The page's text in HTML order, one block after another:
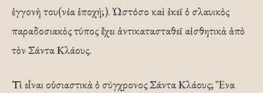
ἐγγονὴ του(νέα ἐποχή;). Ὡστόσο καὶ ἐκεῖ ὁ σλαυικὸς
παραδοσιακὸς τύπος ἔχει ἀντικατασταθεῖ αἰσθητικὰ ἀπὸ
τὸν Σάντα Κλάους.
Τὶ εἶναι οὐσιαστικὰ ὁ σύγχρονος Σάντα Κλάους; Ἕνα